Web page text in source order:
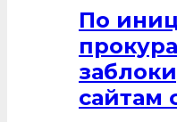
По
сайтам